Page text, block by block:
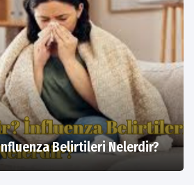
Belirtileri Nelerdir?